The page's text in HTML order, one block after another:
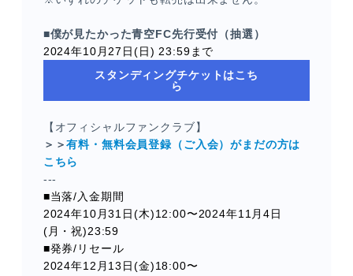
■僕が見たかった青空FC先行受付（抽選）
2024年10月27日(日) 23:59まで
スタンディングチケットはこち
ら
【オフィシャルファンクラブ】
＞＞有料・無料会員登録（ご入会）がまだの方は
こちら
---
■当落/入金期間
2024年10月31日(木)12:00〜2024年11月4日
(月・祝)23:59
■発券/リセール
2024年12月13日(金)18:00〜